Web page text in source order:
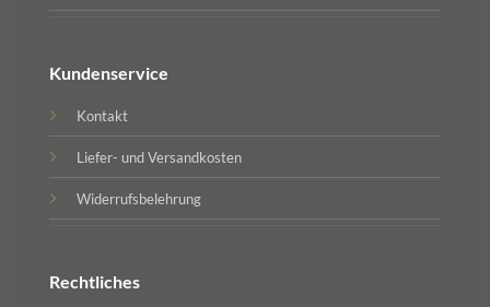
Kundenservice
Kontakt
Liefer- und Versandkosten
Widerrufsbelehrung
Rechtliches